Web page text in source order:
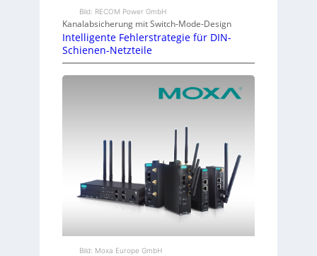
Bild: RECOM Power GmbH
Kanalabsicherung mit Switch-Mode-Design
Intelligente Fehlerstrategie für DIN-
Schienen-Netzteile
Bild: Moxa Europe GmbH